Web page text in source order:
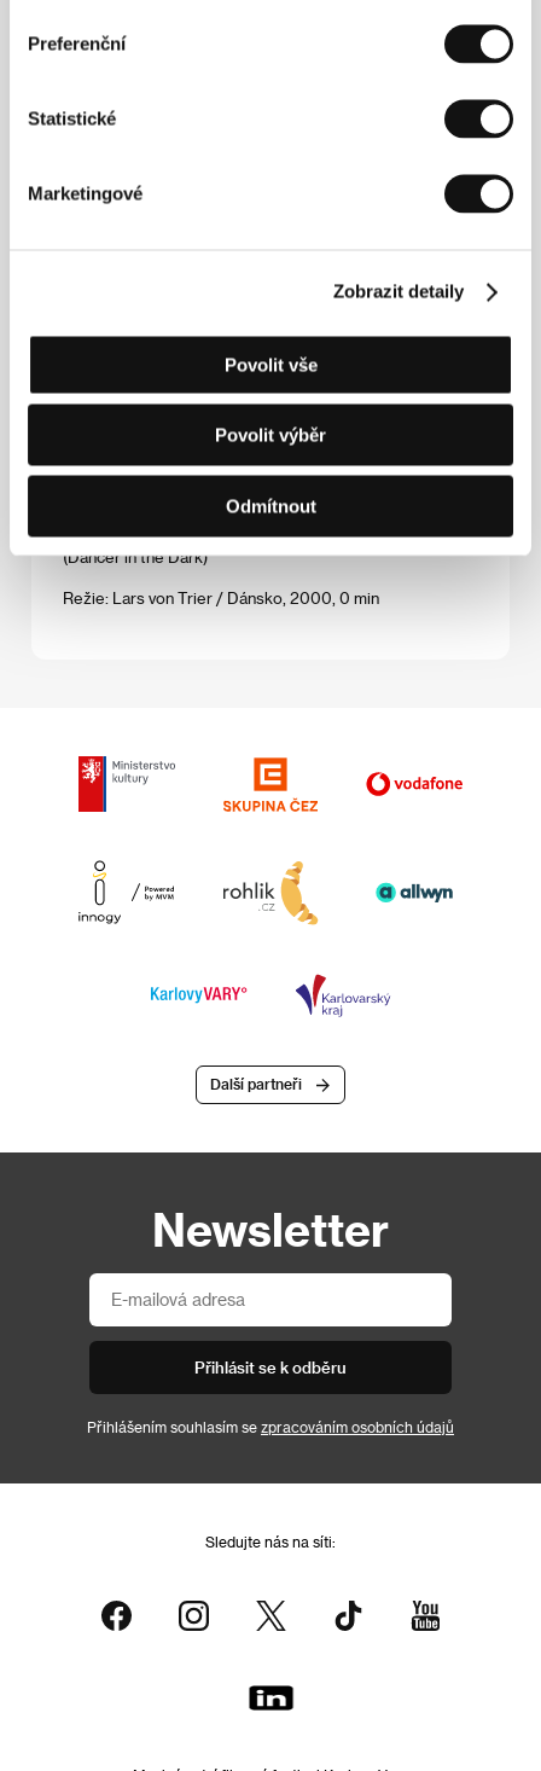
Preferenční
Statistické
Marketingové
Zobrazit detaily
Povolit vše
Povolit výběr
Odmítnout
(Yi Yi)
Režie: Luc Dardenne, Jean-Pierre Dardenne / Belgie,
Sedmnáct let
Režie: Zhang Yuan / Čína, 1999, 0 min
Tanec v temnotách
(Dancer in the Dark)
Režie: Lars von Trier / Dánsko, 2000, 0 min
Další partneři
Newsletter
Přihlásit se k odběru
Přihlášením souhlasím se zpracováním osobních údajů
Sledujte nás na síti: